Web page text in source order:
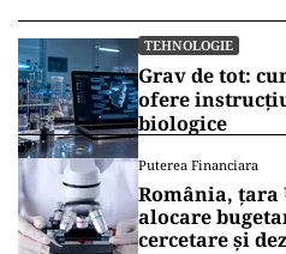
TEHNOLOGIE
Grav de tot:
ofere
biologice
Puterea Financiara
România, țara
alocare
cercetare și